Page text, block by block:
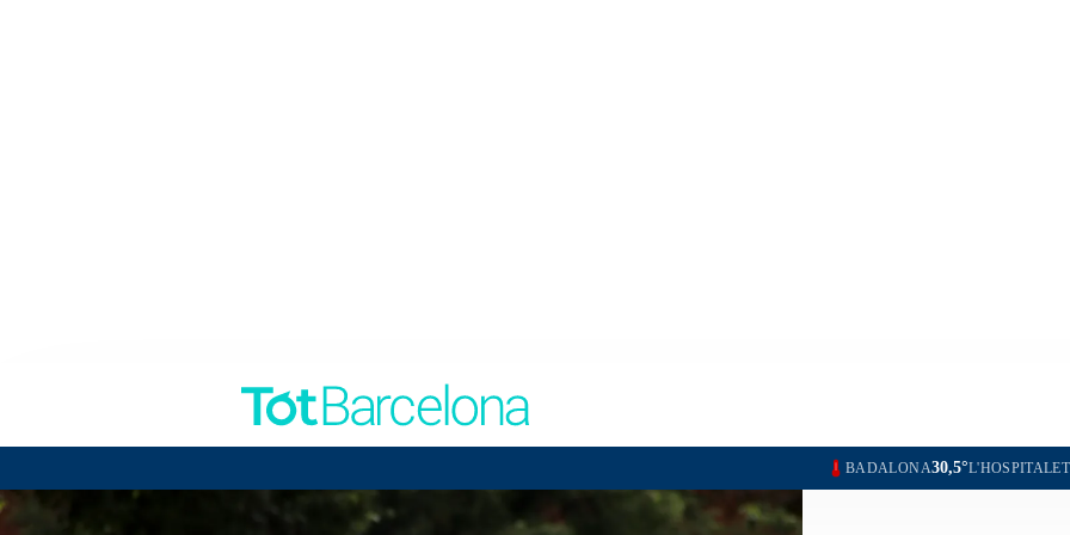
L'HOSPITALET DE LLOBREGAT